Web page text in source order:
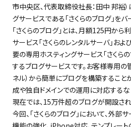
市中央区、代表取締役社長：田中 邦裕
グサービスである「さくらのブログ」をバ
「さくらのブログ」とは、月額125円か
サービス「さくらのレンタルサーバ」お
要の専用ホスティングサービス「さくら
するブログサービスです。お客様専用の
ネル）から簡単にブログを構築すること
成や独自ドメインでの運用に対応する
現在では、15万件超のブログが開設され
今回、「さくらのブログ」において、外部